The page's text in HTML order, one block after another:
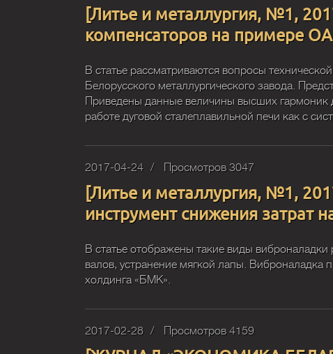
[Литье и металлургия, №1,
компенсаторов на примере
В статье рассматриваются вопросы
Белорусского металлургического завода.
Приведены данные величины высших гармоник
работе дуговой сталеплавильной печи как с
2017-04-24 Просмотров 3047
[Литье и металлургия, №1,
инструмент снижения затрат
В статье отображены такие виды
валов, устранение мягкой лапы.
холдинга «БМК».
2017-02-28 Просмотров 4159